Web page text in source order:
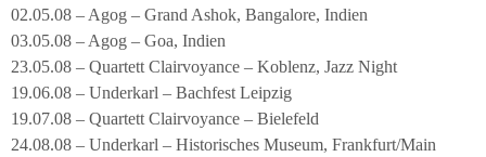
02.05.08 – Agog – Grand Ashok, Bangalore, Indien
03.05.08 – Agog – Goa, Indien
23.05.08 – Quartett Clairvoyance – Koblenz, Jazz Night
19.06.08 – Underkarl – Bachfest Leipzig
19.07.08 – Quartett Clairvoyance – Bielefeld
24.08.08 – Underkarl – Historisches Museum, Frankfurt/Main